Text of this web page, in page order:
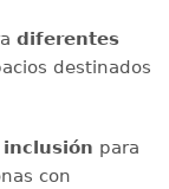
diferentes
destinados
para
con